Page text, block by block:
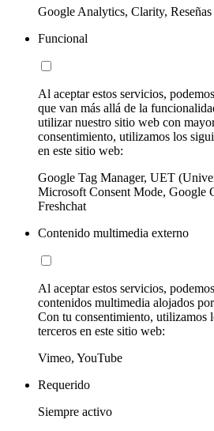
Google Analytics, Clarity,
Funcional
Al aceptar estos servicios,
que van más allá de la
utilizar nuestro sitio web con
consentimiento, utilizamos los
en este sitio web:
Google Tag Manager, UET
Microsoft Consent Mode, Google
Freshchat
Contenido multimedia externo
Al aceptar estos servicios,
contenidos multimedia alojados
Con tu consentimiento, utilizamos
terceros en este sitio web:
Vimeo, YouTube
Requerido
Siempre activo